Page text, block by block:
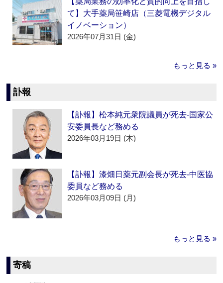
て】大手薬局笹崎店（三菱電機デジタル
イノベーション）
2026年07月31日 (金)
もっと見る »
訃報
【訃報】松本純元衆院議員が死去‐国家公
安委員長など務める
2026年03月19日 (木)
【訃報】漆畑日薬元副会長が死去‐中医協
委員など務める
2026年03月09日 (月)
もっと見る »
寄稿